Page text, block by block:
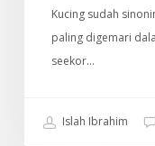
Kucing sudah
paling digemari
seekor…
Islah Ibrahim